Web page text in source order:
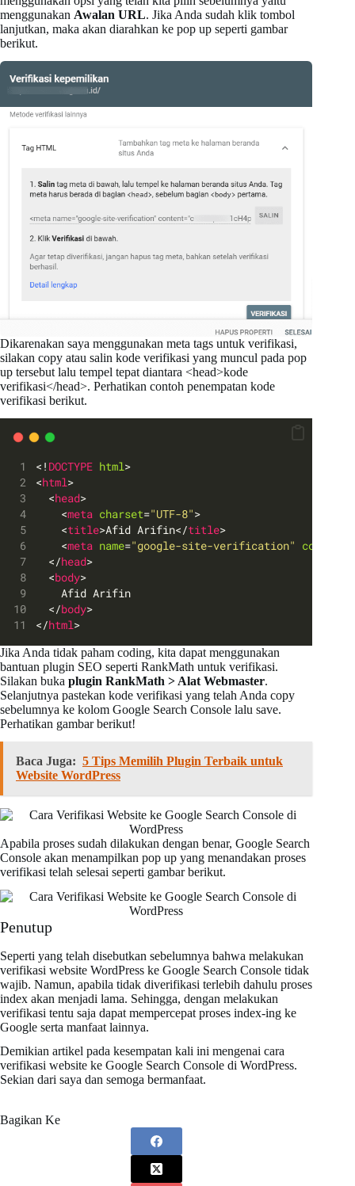
menggunakan Awalan URL. Jika Anda sudah klik tombol
lanjutkan, maka akan diarahkan ke pop up seperti gambar
berikut.
Dikarenakan saya menggunakan meta tags untuk verifikasi,
silakan copy atau salin kode verifikasi yang muncul pada pop
up tersebut lalu tempel tepat diantara <head>kode
verifikasi</head>. Perhatikan contoh penempatan kode
verifikasi berikut.
<! DOCTYPE html>
<html>
  <
head>
    <
meta charset="UTF-8">
    <
title>Afid Arifin</title>
    <
meta name="google-site-verification" content
  </
head>
  <
body>
    Afid Arifin
  </
body>
</html>
Jika Anda tidak paham coding, kita dapat menggunakan
bantuan plugin SEO seperti RankMath untuk verifikasi.
Silakan buka plugin RankMath > Alat Webmaster.
Selanjutnya pastekan kode verifikasi yang telah Anda copy
sebelumnya ke kolom Google Search Console lalu save.
Perhatikan gambar berikut!
Baca Juga: 5 Tips Memilih Plugin Terbaik untuk
Website WordPress
Apabila proses sudah dilakukan dengan benar, Google Search
Console akan menampilkan pop up yang menandakan proses
verifikasi telah selesai seperti gambar berikut.
Penutup
Seperti yang telah disebutkan sebelumnya bahwa melakukan
verifikasi website WordPress ke Google Search Console tidak
wajib. Namun, apabila tidak diverifikasi terlebih dahulu proses
index akan menjadi lama. Sehingga, dengan melakukan
verifikasi tentu saja dapat mempercepat proses index-ing ke
Google serta manfaat lainnya.
Demikian artikel pada kesempatan kali ini mengenai cara
verifikasi website ke Google Search Console di WordPress.
Sekian dari saya dan semoga bermanfaat.
Bagikan Ke